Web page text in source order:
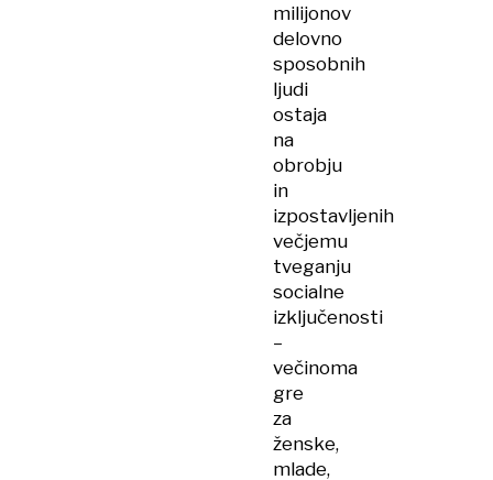
milijonov
delovno
sposobnih
ljudi
ostaja
na
obrobju
in
izpostavljenih
večjemu
tveganju
socialne
izključenosti
–
večinoma
gre
za
ženske,
mlade,